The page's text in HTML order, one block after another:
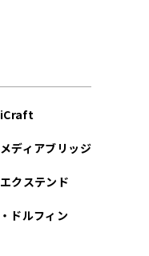
iCraft
ディアブリッジ
クステンド
ドルフィン